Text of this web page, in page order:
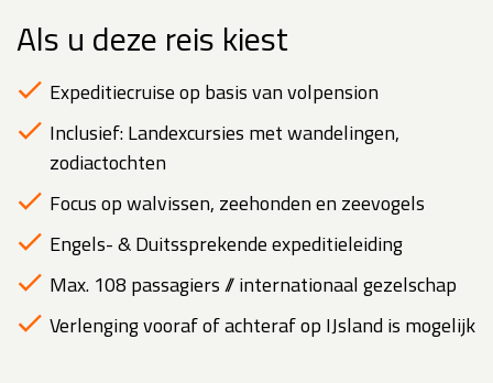
Als u deze reis kiest
Expeditiecruise op basis van volpension
Inclusief: Landexcursies met wandelingen,
zodiactochten
Focus op walvissen, zeehonden en zeevogels
Engels- & Duitssprekende expeditieleiding
Max. 108 passagiers // internationaal gezelschap
Verlenging vooraf of achteraf op IJsland is mogelijk